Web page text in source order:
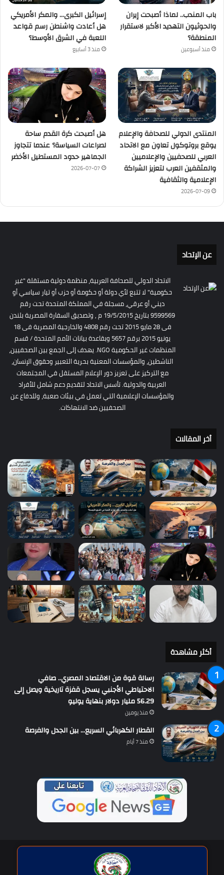
باب المندب.. لماذا أصبحت إيران
والحوثيون التهديد الأكبر لاستقرار
المنطقة؟
منذ أسبوعين
إسرائيل الكبرى… والمكر الأمريكي
هل أعادت واشنطن رسم قواعد
اللعبة في الشرق الأوسط؟
منذ 3 أسابيع
المنتدى الدولي للصحافة والإعلام
يوقع بروتوكول تعاون مع الاتحاد
العربي للصحفيين والإعلاميين
والمثقفين العرب لتعزيز الشراكة
الإعلامية والثقافية
2026-07-09
هل أصبحت كرة القدم ساحة
لصراعات السياسة؟ عندما تتجاوز
الجماهير حدود المستطيل الأخضر
2026-07-07
عن الإتحاد
الاتحاد الدولي للصحافة العربية، منظمة دولية مستقلة "غير
حكومية" لا تتبع لأي دولة أو حكومة أو حزب أو تيار سياسي أو
ديني أو عرقي، مسجلة في المملكة المتحدة تحت رقم
9599569 بتاريخ 19/5/2015 م , وتصديق السفارة المصرية بلندن
فى 28 مايو 2015 تحت رقم 4808 والخارجية المصرية فى 18
يونيو 2015 برقم 5657 وبقاعدة بيانات الأمم المتحدة / قسم
المنظمات غير الحكومية NGO. يهدف إلى الجمع بين الصحفيين،
الناشطين، والمؤسسات المعنية بحرية التعبير وحقوق الإنسان،
مع التركيز على تعزيز دور الإعلام المستقل في المجتمعات
العربية والدولية. تأسس الاتحاد لتقديم دعم شامل للأفراد
والمؤسسات الإعلامية التي تعمل في بيئات صعبة، وللدفاع عن
الصحفيين ضد الانتهاكات.
أخر المقالات
أكثر مشاهدة
رسالة قوة من الاقتصاد المصري.. صافي
الاحتياطي الأجنبي يسجل قفزة تاريخية ويصل إلى
56.29 مليار دولار بنهاية يوليو
منذ يومين
القطار الكهربائي السريع… بين الجدل والفرصة
منذ 7 أيام
حقوق النشر © | جميع الحقوق محفوظة للاتحاد الدولى للصحافة العربية
2026